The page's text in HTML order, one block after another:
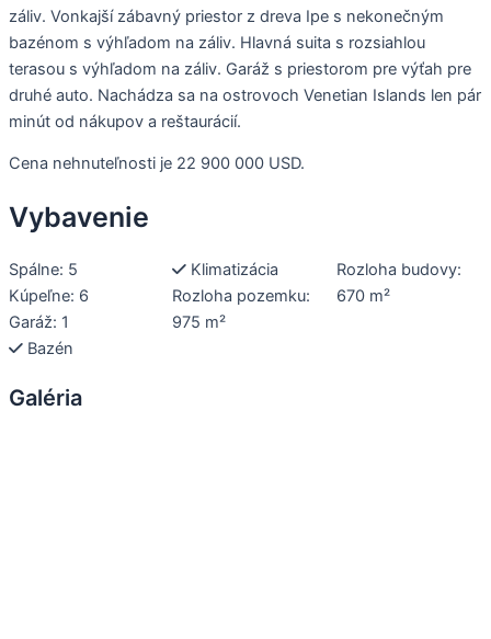
záliv. Vonkajší zábavný priestor z dreva Ipe s nekonečným
bazénom s výhľadom na záliv. Hlavná suita s rozsiahlou
terasou s výhľadom na záliv. Garáž s priestorom pre výťah pre
druhé auto. Nachádza sa na ostrovoch Venetian Islands len pár
minút od nákupov a reštaurácií.
Cena nehnuteľnosti je 22 900 000 USD.
Vybavenie
Spálne: 5
Kúpeľne: 6
Garáž: 1
Bazén
Klimatizácia
Rozloha pozemku:
975 m²
Rozloha budovy:
670 m²
Galéria